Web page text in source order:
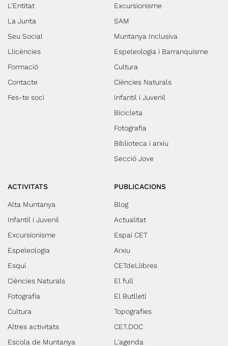
L'Entitat
La Junta
Seu Social
Llicències
Formació
Contacte
Fes-te soci
Excursionisme
SAM
Muntanya Inclusiva
Espeleologia i Barranquisme
Cultura
Ciències Naturals
Infantil i Juvenil
Bicicleta
Fotografia
Biblioteca i arxiu
Secció Jove
ACTIVITATS
Alta Muntanya
Infantil i Juvenil
Excursionisme
Espeleologia
Esquí
Ciències Naturals
Fotografia
Cultura
Altres activitats
Escola de Muntanya
PUBLICACIONS
Blog
Actualitat
Espai CET
Arxiu
CETdeLlibres
El full
El Butlletí
Topografies
CET.DOC
L'agenda